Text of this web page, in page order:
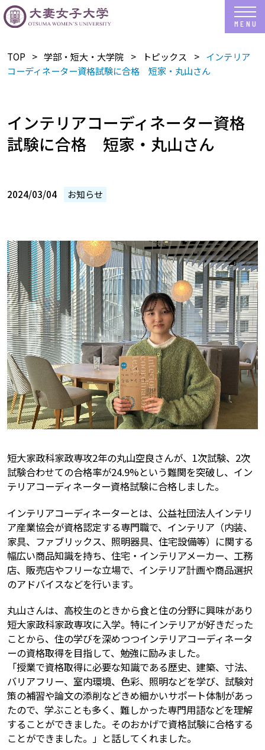
TOP 学部・短大・大学院 トピックス
インテリア
コーディネーター資格試験に合格 短家・丸山さん
インテリアコーディネーター資格
試験に合格 短家・丸山さん
2024/03/04 お知らせ
短大家政科家政専攻2年の丸山空良さんが、1次試験、2次
試験合わせての合格率が24.9%という難関を突破し、イン
テリアコーディネーター資格試験に合格しました。
インテリアコーディネーターとは、公益社団法人インテリ
ア産業協会が資格認定する専門職で、インテリア（内装、
家具、ファブリックス、照明器具、住宅設備等）に関する
幅広い商品知識を持ち、住宅・インテリアメーカー、工務
店、販売店やフリーな立場で、インテリア計画や商品選択
のアドバイスなどを行います。
丸山さんは、高校生のときから食と住の分野に興味があり
短大家政科家政専攻に入学。特にインテリアが好きだった
ことから、住の学びを深めつつインテリアコーディネータ
ーの資格取得を目指して、勉強に励みました。
「授業で資格取得に必要な知識である歴史、建築、寸法、
バリアフリー、室内環境、色彩、照明などを学び、試験対
策の補習や論文の添削などきめ細かいサポート体制があっ
たので、学ぶことも多く、難しかった専門用語などを理解
することができました。そのおかげで資格試験に合格する
ことができました。」と話してくれました。